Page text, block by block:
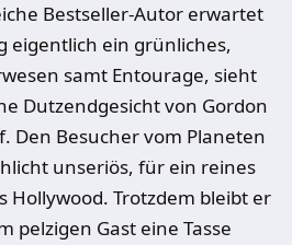
Bestseller-Autor erwartet
eigentlich ein grünliches,
samt Entourage, sieht
Dutzendgesicht von Gordon
Den Besucher vom Planeten
unseriös, für ein reines
Hollywood. Trotzdem bleibt er
pelzigen Gast eine Tasse